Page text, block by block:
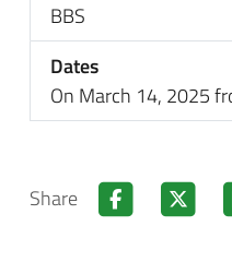
BBS
Dates
On March 14, 2025
Share